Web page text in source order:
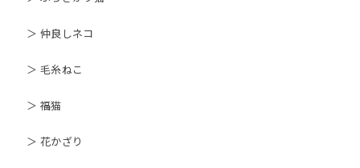
＞ 仲良しネコ
＞ 毛糸ねこ
＞ 福猫
＞ 花かざり